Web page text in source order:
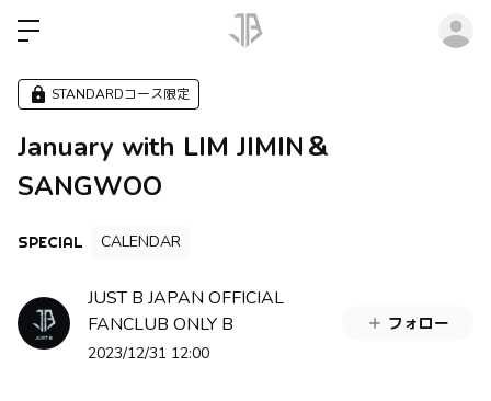
STANDARDコース限定
January with LIM JIMIN＆
SANGWOO
SPECIAL CALENDAR
JUST B JAPAN OFFICIAL
FANCLUB ONLY B
2023/12/31 12:00
フォロー